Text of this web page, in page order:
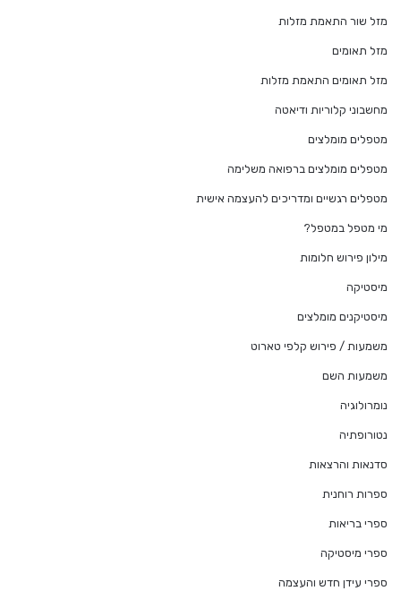
מזל שור התאמת מזלות
מזל תאומים
מזל תאומים התאמת מזלות
מחשבוני קלוריות ודיאטה
מטפלים מומלצים
מטפלים מומלצים ברפואה משלימה
מטפלים רגשיים ומדריכים להעצמה אישית
מי מטפל במטפל?
מילון פירוש חלומות
מיסטיקה
מיסטיקנים מומלצים
משמעות / פירוש קלפי טארוט
משמעות השם
נומרולוגיה
נטורופתיה
סדנאות והרצאות
ספרות רוחנית
ספרי בריאות
ספרי מיסטיקה
ספרי עידן חדש והעצמה